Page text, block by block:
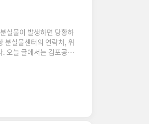
실물이 발생하면 당황하
분실물센터의 연락처, 위
. 오늘 글에서는 김포공항
! 🔽 잃어버린 물건을
는 항공사, 공항 운영
터 ..